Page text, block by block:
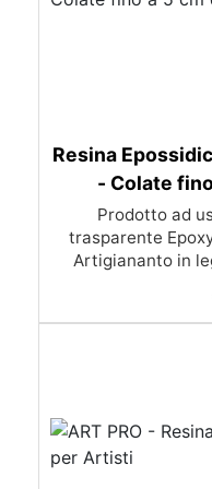
Resina
- Colate
Prodotto ad
trasparente
Artigiananto in
perfetta per colate
Applicazioni
monete, pietre,
spessore
Caratteristiche